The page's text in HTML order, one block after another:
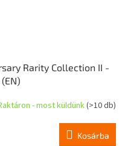
Rarity Collection II -
- most küldünk(>10 db)
Kosárba